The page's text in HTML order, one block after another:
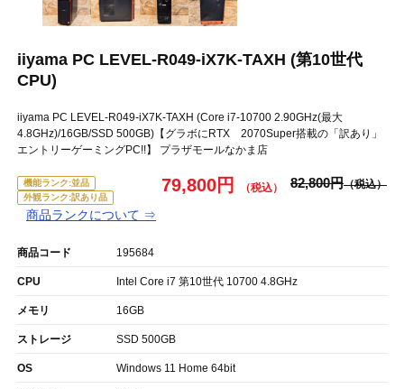
iiyama PC LEVEL-R049-iX7K-TAXH (第10世代
CPU)
iiyama PC LEVEL-R049-iX7K-TAXH (Core i7-10700 2.90GHz(最大
4.8GHz)/16GB/SSD 500GB)【グラボにRTX 2070Super搭載の「訳あり」
エントリーゲーミングPC!!】 プラザモールなかま店
機能ランク:並品
外観ランク:訳あり品
商品ランクについて ⇒
79,800円 82,800円
商品コード 195684
CPU Intel Core i7 第10世代 10700 4.8GHz
メモリ 16GB
ストレージ SSD 500GB
OS Windows 11 Home 64bit